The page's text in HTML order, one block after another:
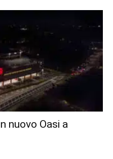
nuovo Oasi a